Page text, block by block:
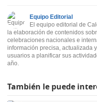
Equipo Editorial
El equipo editorial de
la elaboración de contenidos
celebraciones nacionales e
información precisa, actualizada
usuarios a planificar sus
año.
También le puede